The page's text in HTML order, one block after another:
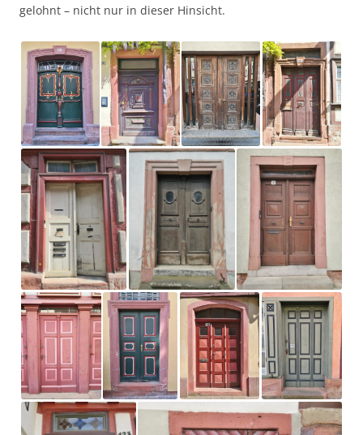
gelohnt – nicht nur in dieser Hinsicht.